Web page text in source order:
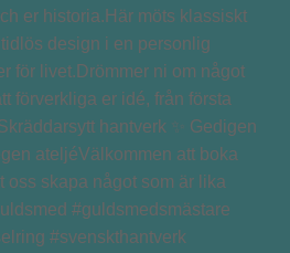
er historia.Här möts klassiskt
design i en personlig
för livet.Drömmer ni om något
förverkliga er idé, från första
hantverk ✨ Gedigen
ateljéVälkommen att boka
oss skapa något som är lika
#guldsmedsmästare
#svenskthantverk